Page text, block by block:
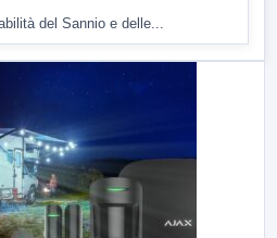
del Sannio e delle...